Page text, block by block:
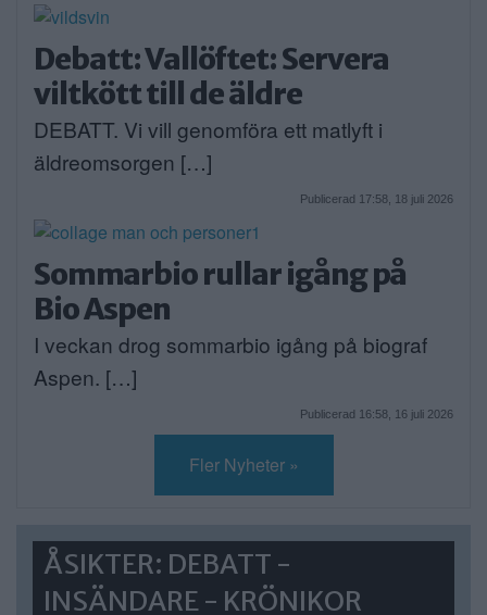
Debatt: Vallöftet: Servera
viltkött till de äldre
DEBATT. Vi vill genomföra ett matlyft i
äldreomsorgen […]
Publicerad 17:58, 18 juli 2026
Sommarbio rullar igång på
Bio Aspen
I veckan drog sommarbio igång på biograf
Aspen. […]
Publicerad 16:58, 16 juli 2026
Fler Nyheter »
ÅSIKTER: DEBATT -
INSÄNDARE - KRÖNIKOR